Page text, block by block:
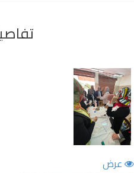
عرض